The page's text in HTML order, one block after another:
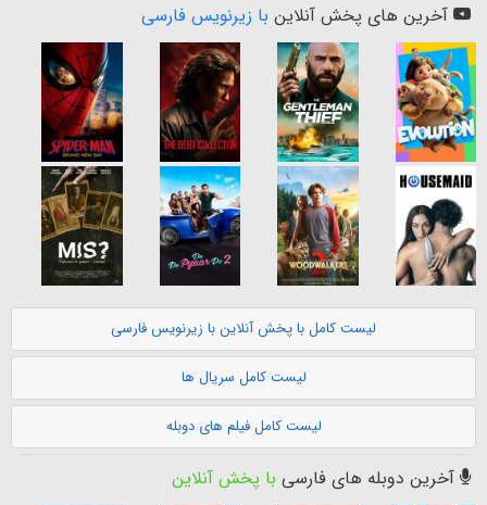
آخرین های پخش آنلاین با زیرنویس فارسی
لیست کامل با پخش آنلاین با زیرنویس فارسی
لیست کامل سریال ها
لیست کامل فیلم های دوبله
آخرین دوبله های فارسی با پخش آنلاین